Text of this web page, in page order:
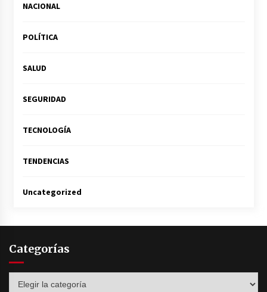
NACIONAL
POLÍTICA
SALUD
SEGURIDAD
TECNOLOGÍA
TENDENCIAS
Uncategorized
Categorías